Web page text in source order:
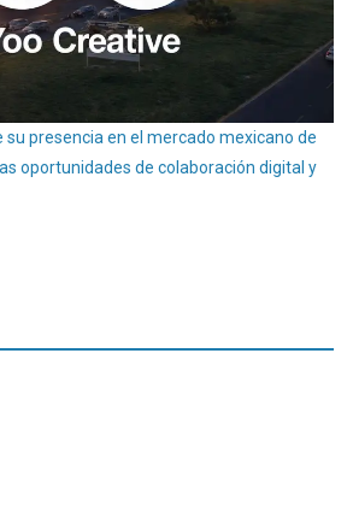
presencia en el mercado mexicano de
oportunidades de colaboración digital y